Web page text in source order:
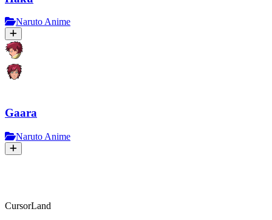
Naruto Anime
Gaara
Naruto Anime
CursorLand